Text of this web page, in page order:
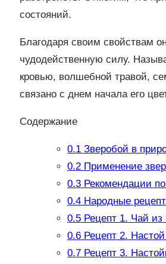
состояний.
Благодаря своим свойствам
чудодейственную силу.
кровью, волшебной травой,
связано с днем начала его
Содержание
0.1Зверобой в
0.2Применение
0.3Рекомендации
0.4Народные
0.5Рецепт 1. Чай из
0.6Рецепт 2. Настой
0.7Рецепт 3.